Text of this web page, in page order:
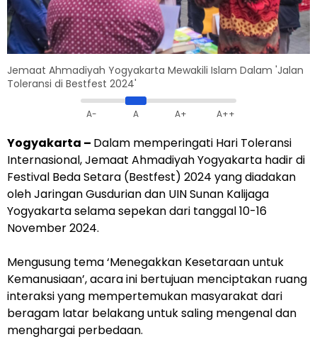
Jemaat Ahmadiyah Yogyakarta Mewakili Islam Dalam 'Jalan
Toleransi di Bestfest 2024'
A- A A+ A++
Yogyakarta – Dalam memperingati Hari Toleransi
Internasional, Jemaat Ahmadiyah Yogyakarta hadir di
Festival Beda Setara (Bestfest) 2024 yang diadakan
oleh Jaringan Gusdurian dan UIN Sunan Kalijaga
Yogyakarta selama sepekan dari tanggal 10-16
November 2024.
Mengusung tema ‘Menegakkan Kesetaraan untuk
Kemanusiaan’, acara ini bertujuan menciptakan ruang
interaksi yang mempertemukan masyarakat dari
beragam latar belakang untuk saling mengenal dan
menghargai perbedaan.